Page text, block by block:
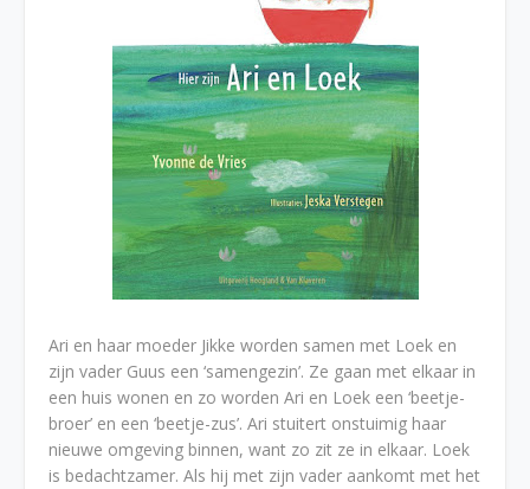
Ari en haar moeder Jikke worden samen met Loek en
zijn vader Guus een ‘samengezin’. Ze gaan met elkaar in
een huis wonen en zo worden Ari en Loek een ‘beetje-
broer’ en een ‘beetje-zus’. Ari stuitert onstuimig haar
nieuwe omgeving binnen, want zo zit ze in elkaar. Loek
is bedachtzamer. Als hij met zijn vader aankomt met het